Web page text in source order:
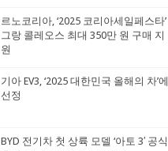
르노코리아, ‘2025 코리아세일페스타’
그랑 콜레오스 최대 350만 원 구매 지
원
기아 EV3, ‘2025 대한민국 올해의 차’에
선정
BYD 전기차 첫 상륙 모델 ‘아토 3′ 공식